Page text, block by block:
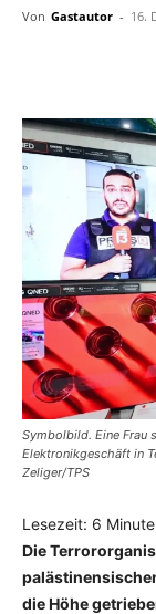
Von Gastautor - 16.
Symbolbild. Eine Frau
Elektronikgeschäft in
Zeliger/TPS
Lesezeit: 6
Die
die Höhe